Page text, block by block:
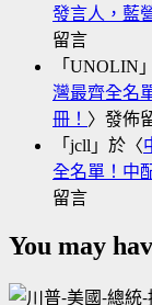
發言人，藍
留言
「 UNOLIN
灣最齊全名
冊！ 〉發佈
「 jcll 」於〈
全名單！中
留言
You may